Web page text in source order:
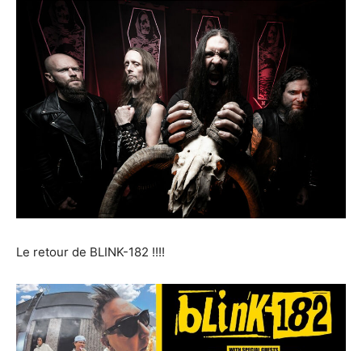
Le retour de BLINK-182 !!!!